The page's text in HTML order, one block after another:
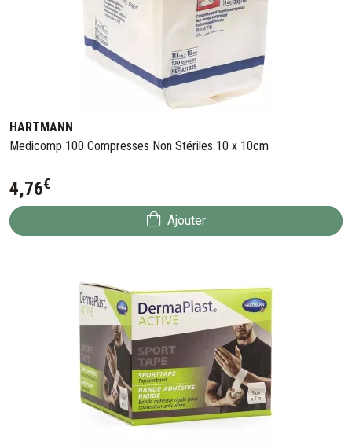
HARTMANN
Medicomp 100 Compresses Non Stériles 10 x 10cm
4,76€
Ajouter